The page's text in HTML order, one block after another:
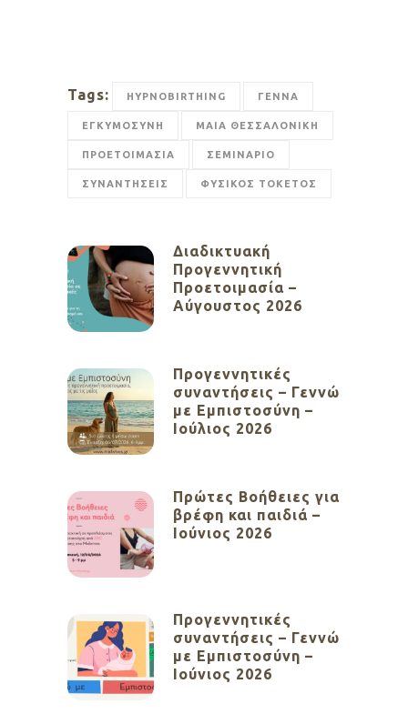
Tags: HYPNOBIRTHING ΓΕΝΝΑ
ΕΓΚΥΜΟΣΥΝΗ ΜΑΙΑ ΘΕΣΣΑΛΟΝΙΚΗ
ΠΡΟΕΤΟΙΜΑΣΙΑ ΣΕΜΙΝΑΡΙΟ
ΣΥΝΑΝΤΗΣΕΙΣ ΦΥΣΙΚΟΣ ΤΟΚΕΤΟΣ
Διαδικτυακή
Προγεννητική
Προετοιμασία –
Αύγουστος 2026
Προγεννητικές
συναντήσεις – Γεννώ
με Εμπιστοσύνη –
Ιούλιος 2026
Πρώτες Βοήθειες για
βρέφη και παιδιά –
Ιούνιος 2026
Προγεννητικές
συναντήσεις – Γεννώ
με Εμπιστοσύνη –
Ιούνιος 2026